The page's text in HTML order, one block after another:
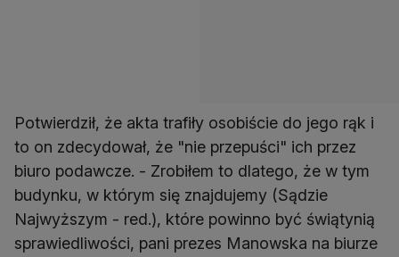
Potwierdził, że akta trafiły osobiście do jego rąk i
to on zdecydował, że "nie przepuści" ich przez
biuro podawcze. - Zrobiłem to dlatego, że w tym
budynku, w którym się znajdujemy (Sądzie
Najwyższym - red.), które powinno być świątynią
sprawiedliwości, pani prezes Manowska na biurze